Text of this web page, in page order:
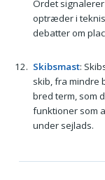
Ordet
optræder i
debatter om
Skibsmast:
skib, fra mindre
bred term, som
funktioner som
under sejlads.